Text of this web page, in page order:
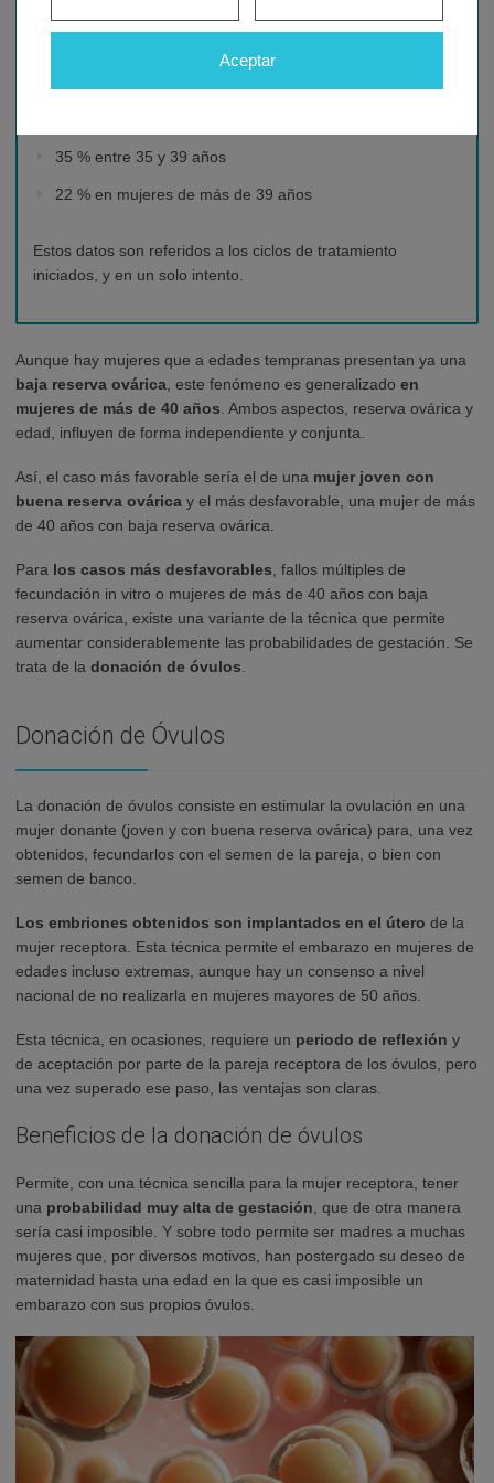
siguiente:
35 % entre 35 y 39 años
22 % en mujeres de más de 39 años
Estos datos son referidos a los ciclos de tratamiento
iniciados, y en un solo intento.
Aunque hay mujeres que a edades tempranas presentan ya una
baja reserva ovárica , este fenómeno es generalizado en
mujeres de más de 40 años . Ambos aspectos, reserva ovárica y
edad, influyen de forma independiente y conjunta.
Así, el caso más favorable sería el de una mujer joven con
buena reserva ovárica y el más desfavorable, una mujer de más
de 40 años con baja reserva ovárica.
Para los casos más desfavorables , fallos múltiples de
fecundación in vitro o mujeres de más de 40 años con baja
reserva ovárica, existe una variante de la técnica que permite
aumentar considerablemente las probabilidades de gestación. Se
trata de la donación de óvulos
Donación de Óvulos
La donación de óvulos consiste en estimular la ovulación en una
mujer donante (joven y con buena reserva ovárica) para, una vez
obtenidos, fecundarlos con el semen de la pareja, o bien con
semen de banco.
Los embriones obtenidos son implantados en el útero de la
mujer receptora. Esta técnica permite el embarazo en mujeres de
edades incluso extremas, aunque hay un consenso a nivel
nacional de no realizarla en mujeres mayores de 50 años.
Esta técnica, en ocasiones, requiere un periodo de reflexión y
de aceptación por parte de la pareja receptora de los óvulos, pero
una vez superado ese paso, las ventajas son claras.
Beneficios de la donación de óvulos
Permite, con una técnica sencilla para la mujer receptora, tener
una probabilidad muy alta de gestación , que de otra manera
sería casi imposible. Y sobre todo permite ser madres a muchas
mujeres que, por diversos motivos, han postergado su deseo de
maternidad hasta una edad en la que es casi imposible un
embarazo con sus propios óvulos.
Aceptar